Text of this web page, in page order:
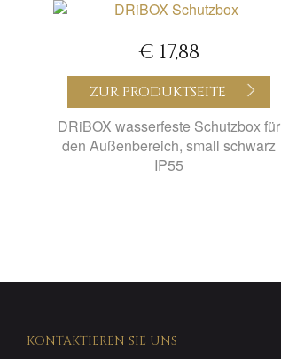
€ 17,88
ZUR PRODUKTSEITE
DRiBOX wasserfeste Schutzbox für
den Außenbereich, small schwarz
IP55
KONTAKTIEREN SIE UNS